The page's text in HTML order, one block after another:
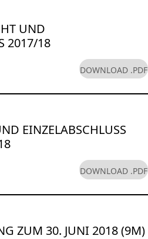
UND
2017/18
DOWNLOAD .PDF
EINZELABSCHLUSS
DOWNLOAD .PDF
ZUM 30. JUNI 2018 (9M)